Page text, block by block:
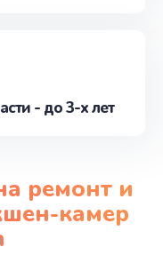
- до 3-х лет
ремонт и
камер